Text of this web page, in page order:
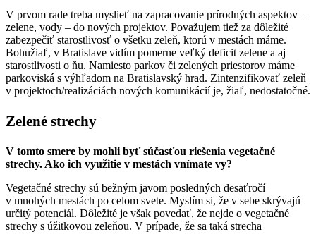
V prvom rade treba myslieť na zapracovanie prírodných aspektov –
zelene, vody – do nových projektov. Považujem tiež za dôležité
zabezpečiť starostlivosť o všetku zeleň, ktorú v mestách máme.
Bohužiaľ, v Bratislave vidím pomerne veľký deficit zelene a aj
starostlivosti o ňu. Namiesto parkov či zelených priestorov máme
parkoviská s výhľadom na Bratislavský hrad. Zintenzifikovať zeleň
v projektoch/realizáciách nových komunikácií je, žiaľ, nedostatočné.
Zelené strechy
V tomto smere by mohli byť súčasťou riešenia vegetačné
strechy. Ako ich využitie v mestách vnímate vy?
Vegetačné strechy sú bežným javom posledných desaťročí
v mnohých mestách po celom svete. Myslím si, že v sebe skrývajú
určitý potenciál. Dôležité je však povedať, že nejde o vegetačné
strechy s úžitkovou zeleňou. V prípade, že sa taká strecha